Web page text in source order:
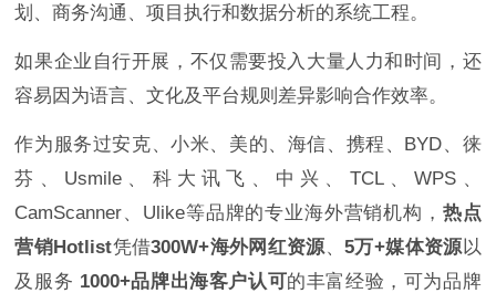
划、商务沟通、项目执行和数据分析的系统工程。
如果企业自行开展，不仅需要投入大量人力和时间，还
容易因为语言、文化及平台规则差异影响合作效率。
作为服务过安克、小米、美的、海信、携程、BYD、徕
芬、Usmile、科大讯飞、中兴、TCL、WPS、
CamScanner、Ulike等品牌的专业海外营销机构， 热点
营销Hotlist凭借300W+海外网红资源、5万+媒体资源以
及服务 1000+品牌出海客户认可的丰富经验，可为品牌